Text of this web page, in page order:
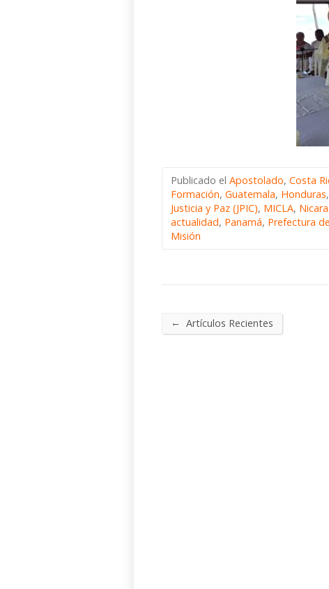
Publicado el Apostolado, Costa
Formación, Guatemala, Honduras,
Justicia y Paz (JPIC), MICLA,
actualidad, Panamá, Prefectura
Misión
← Artículos Recientes